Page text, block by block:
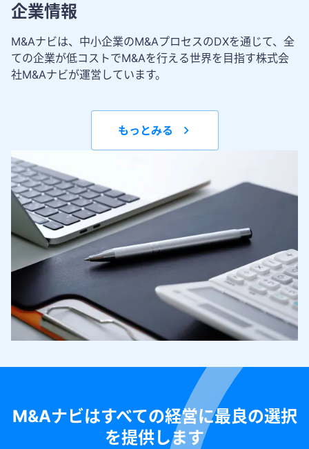
企業情報
M&Aナビは、中小企業のM&AプロセスのDXを通じて、全
ての企業が低コストでM&Aを行える世界を目指す株式会
社M&Aナビが運営しています。
もっとみる
M&Aナビはすべての経営に最良の選択
を提供します